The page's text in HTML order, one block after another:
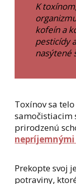
K
kofeín a
pesticídy
nasýtené
Toxínov sa
samočistiacim
prirodzenú
Prekopte svoj
potraviny,